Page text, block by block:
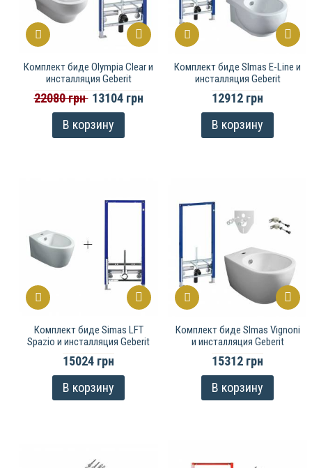
Комплект биде Olympia Clear и
инсталляция Geberit
22080 грн 13104 грн
В корзину
Комплект биде SImas E-Line и
инсталляция Geberit
12912 грн
В корзину
Комплект биде Simas LFT
Spazio и инсталляция Geberit
15024 грн
В корзину
Комплект биде SImas Vignoni
и инсталляция Geberit
15312 грн
В корзину